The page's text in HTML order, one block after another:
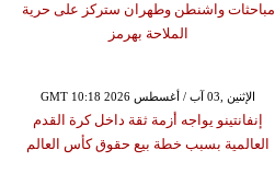
مباحثات واشنطن وطهران ستركز على حرية
الملاحة بهرمز
GMT 10:18 2026 الإثنين ,03 آب / أغسطس
إنفانتينو يواجه أزمة ثقة داخل كرة القدم
العالمية بسبب خطة بيع حقوق كأس العالم